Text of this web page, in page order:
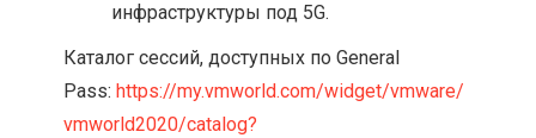
инфраструктуры под 5G.
Каталог сессий, доступных по General
Pass:https://my.vmworld.com/widget/vmware/
vmworld2020/catalog?